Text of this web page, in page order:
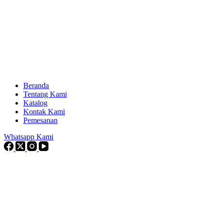
Beranda
Tentang Kami
Katalog
Kontak Kami
Pemesanan
Whatsapp Kami